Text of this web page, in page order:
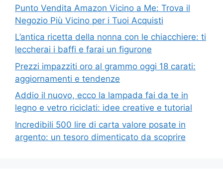
Punto Vendita Amazon Vicino a Me: Trova il
Negozio Più Vicino per i Tuoi Acquisti
L’antica ricetta della nonna con le chiacchiere: ti
leccherai i baffi e farai un figurone
Prezzi impazziti oro al grammo oggi 18 carati:
aggiornamenti e tendenze
Addio il nuovo, ecco la lampada fai da te in
legno e vetro riciclati: idee creative e tutorial
Incredibili 500 lire di carta valore posate in
argento: un tesoro dimenticato da scoprire